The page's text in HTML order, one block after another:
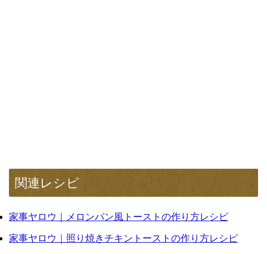
関連レシピ
家事ヤロウ｜メロンパン風トーストの作り方レシピ
家事ヤロウ｜照り焼きチキントーストの作り方レシピ